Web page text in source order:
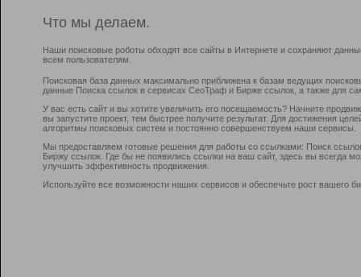
Что мы делаем.
Наши поисковые роботы обходят все сайты в Интернете и сохраняют
всем пользователям.
Поисковая база данных максимально приближена к базам ведущих
данные Поиска ссылок в сервисах СеоТраф и Бирже ссылок, а также для
У вас есть сайт и вы хотите увеличить его посещаемость? Начните
вы запустите проект, тем быстрее получите результат. Для достижения
алгоритмы поисковых систем и постоянно совершенствуем наши сервисы.
Мы предоставляем готовые решения для работы со ссылками: Поиск
Биржу ссылок. Где бы не появились ссылки на ваш сайт, здесь вы всегда
улучшить эффективность продвижения.
Используйте все возможности наших сервисов и обеспечьте рост вашего